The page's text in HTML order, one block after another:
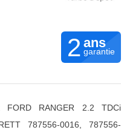
2 ans
garantie
RANGER 2.2 TDCi
787556-0016, 787556-